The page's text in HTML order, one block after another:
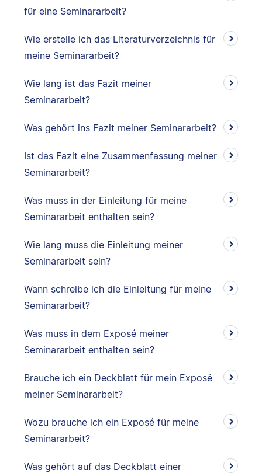
für eine Seminararbeit?
Wie erstelle ich das Literaturverzeichnis für
meine Seminararbeit?
Wie lang ist das Fazit meiner
Seminararbeit?
Was gehört ins Fazit meiner Seminararbeit?
Ist das Fazit eine Zusammenfassung meiner
Seminararbeit?
Was muss in der Einleitung für meine
Seminararbeit enthalten sein?
Wie lang muss die Einleitung meiner
Seminararbeit sein?
Wann schreibe ich die Einleitung für meine
Seminararbeit?
Was muss in dem Exposé meiner
Seminararbeit enthalten sein?
Brauche ich ein Deckblatt für mein Exposé
meiner Seminararbeit?
Wozu brauche ich ein Exposé für meine
Seminararbeit?
Was gehört auf das Deckblatt einer